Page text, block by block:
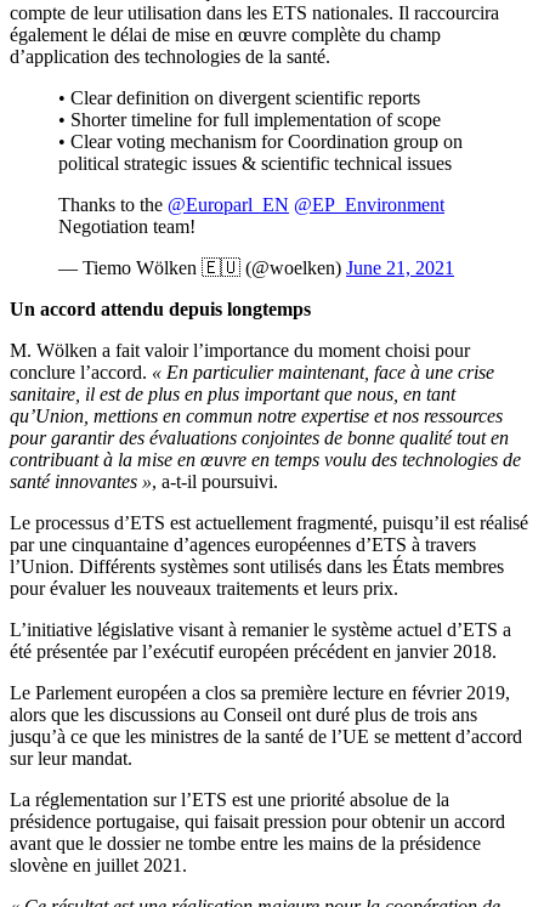
compte de leur utilisation dans les ETS nationales. Il raccourcira
également le délai de mise en œuvre complète du champ
d’application des technologies de la santé.
• Clear definition on divergent scientific reports
• Shorter timeline for full implementation of scope
• Clear voting mechanism for Coordination group on
political strategic issues & scientific technical issues
Thanks to the @Europarl_EN @EP_Environment
Negotiation team!
— Tiemo Wölken 🇪🇺 (@woelken) June 21, 2021
Un accord attendu depuis longtemps
M. Wölken a fait valoir l’importance du moment choisi pour
conclure l’accord. « En particulier maintenant, face à une crise
sanitaire, il est de plus en plus important que nous, en tant
qu’Union, mettions en commun notre expertise et nos ressources
pour garantir des évaluations conjointes de bonne qualité tout en
contribuant à la mise en œuvre en temps voulu des technologies de
santé innovantes », a-t-il poursuivi.
Le processus d’ETS est actuellement fragmenté, puisqu’il est réalisé
par une cinquantaine d’agences européennes d’ETS à travers
l’Union. Différents systèmes sont utilisés dans les États membres
pour évaluer les nouveaux traitements et leurs prix.
L’initiative législative visant à remanier le système actuel d’ETS a
été présentée par l’exécutif européen précédent en janvier 2018.
Le Parlement européen a clos sa première lecture en février 2019,
alors que les discussions au Conseil ont duré plus de trois ans
jusqu’à ce que les ministres de la santé de l’UE se mettent d’accord
sur leur mandat.
La réglementation sur l’ETS est une priorité absolue de la
présidence portugaise, qui faisait pression pour obtenir un accord
avant que le dossier ne tombe entre les mains de la présidence
slovène en juillet 2021.